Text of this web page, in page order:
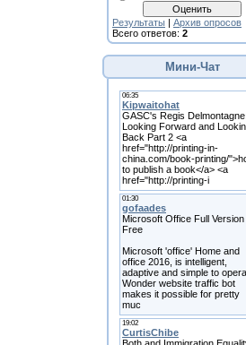
Результаты | Архив опросов
Всего ответов: 2
Мини-Чат